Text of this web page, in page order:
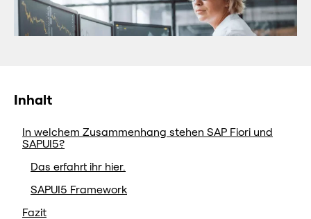
Inhalt
In welchem Zusammenhang stehen SAP Fiori und
SAPUI5?
Das erfahrt ihr hier.
SAPUI5 Framework
Fazit